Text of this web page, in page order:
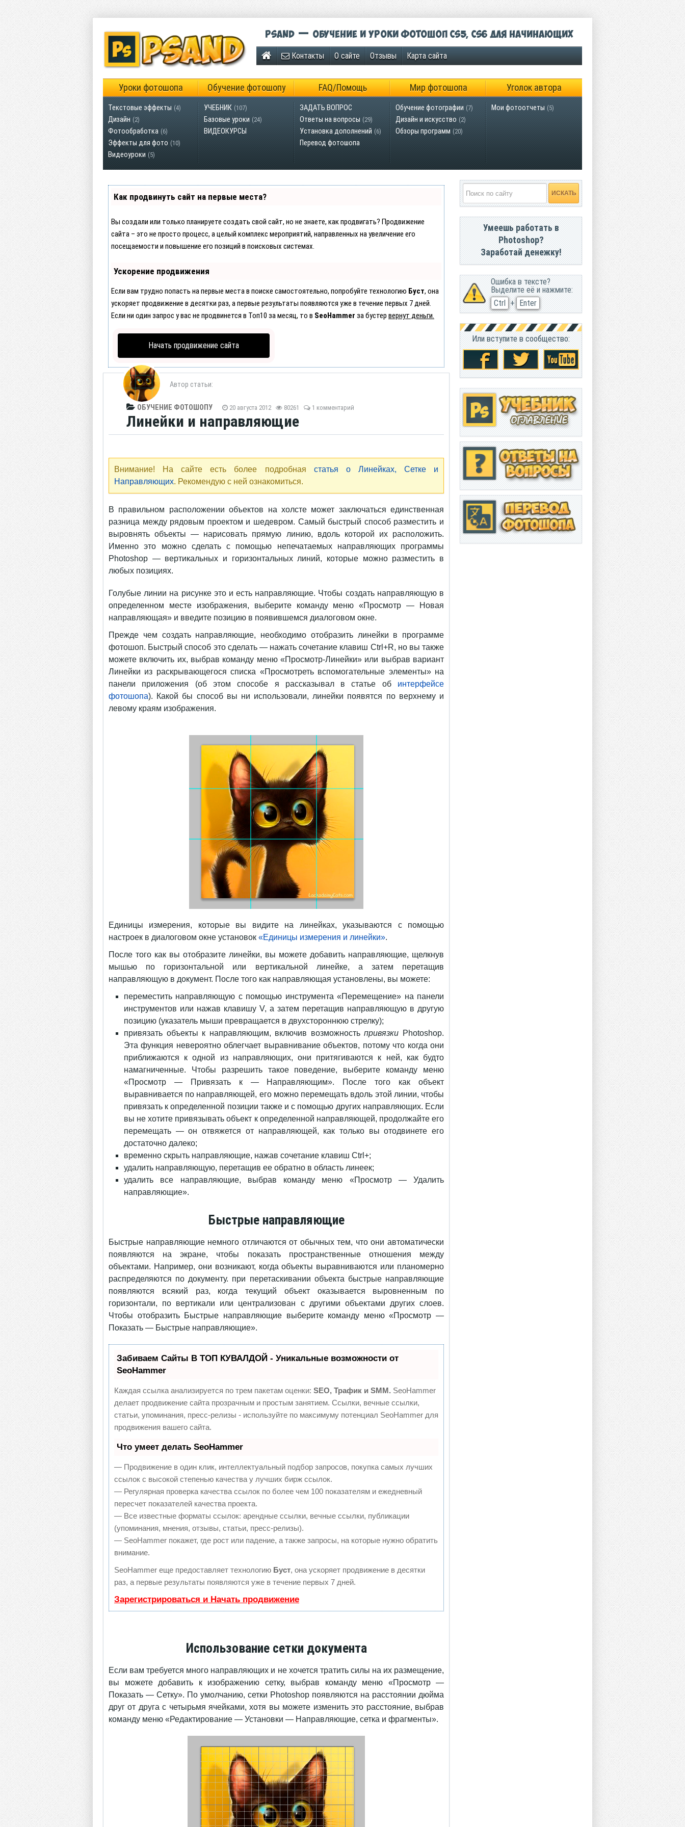
Psand — обучение и уроки фотошоп CS5, CS6 для начинающих
Контакты О сайте Отзывы Карта сайта
Уроки фотошопа Обучение фотошопу FAQ/Помощь Мир фотошопа Уголок автора
Текстовые эффекты (4)
Дизайн (2)
Фотообработка (6)
Эффекты для фото (10)
Видеоуроки (5)
УЧЕБНИК (107)
Базовые уроки (24)
ВИДЕОКУРСЫ
ЗАДАТЬ ВОПРОС
Ответы на вопросы (29)
Установка дополнений (6)
Перевод фотошопа
Обучение фотографии (7)
Дизайн и искусство (2)
Обзоры программ (20)
Мои фотоотчеты (5)
Как продвинуть сайт на первые места?
Вы создали или только планируете создать свой сайт, но не знаете, как продвигать? Продвижение
сайта – это не просто процесс, а целый комплекс мероприятий, направленных на увеличение его
посещаемости и повышение его позиций в поисковых системах.
Ускорение продвижения
Если вам трудно попасть на первые места в поиске самостоятельно, попробуйте технологию Буст, она
ускоряет продвижение в десятки раз, а первые результаты появляются уже в течение первых 7 дней.
Если ни один запрос у вас не продвинется в Топ10 за месяц, то в SeoHammer за бустер вернут деньги.
Начать продвижение сайта
Автор статьи:
ОБУЧЕНИЕ ФОТОШОПУ 20 августа 2012 80261 1 комментарий
Линейки и направляющие
Внимание! На сайте есть более подробная статья о Линейках, Сетке и
Направляющих. Рекомендую с ней ознакомиться.
В правильном расположении объектов на холсте может заключаться единственная
разница между рядовым проектом и шедевром. Самый быстрый способ разместить и
выровнять объекты — нарисовать прямую линию, вдоль которой их расположить.
Именно это можно сделать с помощью непечатаемых направляющих программы
Photoshop — вертикальных и горизонтальных линий, которые можно разместить в
любых позициях.
Голубые линии на рисунке это и есть направляющие. Чтобы создать направляющую в
определенном месте изображения, выберите команду меню «Просмотр — Новая
направляющая» и введите позицию в появившемся диалоговом окне.
Прежде чем создать направляющие, необходимо отобразить линейки в программе
фотошоп. Быстрый способ это сделать — нажать сочетание клавиш Ctrl+R, но вы также
можете включить их, выбрав команду меню «Просмотр-Линейки» или выбрав вариант
Линейки из раскрывающегося списка «Просмотреть вспомогательные элементы» на
панели приложения (об этом способе я рассказывал в статье об интерфейсе
фотошопа). Какой бы способ вы ни использовали, линейки появятся по верхнему и
левому краям изображения.
Единицы измерения, которые вы видите на линейках, указываются с помощью
настроек в диалоговом окне установок «Единицы измерения и линейки».
После того как вы отобразите линейки, вы можете добавить направляющие, щелкнув
мышью по горизонтальной или вертикальной линейке, а затем перетащив
направляющую в документ. После того как направляющая установлены, вы можете:
переместить направляющую с помощью инструмента «Перемещение» на панели
инструментов или нажав клавишу V, а затем перетащив направляющую в другую
позицию (указатель мыши превращается в двухстороннюю стрелку);
привязать объекты к направляющим, включив возможностьпривязки Photoshop.
Эта функция невероятно облегчает выравнивание объектов, потому что когда они
приближаются к одной из направляющих, они притягиваются к ней, как будто
намагниченные. Чтобы разрешить такое поведение, выберите команду меню
«Просмотр — Привязать к — Направляющим». После того как объект
выравнивается по направляющей, его можно перемещать вдоль этой линии, чтобы
привязать к определенной позиции также и с помощью других направляющих. Если
вы не хотите привязывать объект к определенной направляющей, продолжайте его
перемещать — он отвяжется от направляющей, как только вы отодвинете его
достаточно далеко;
временно скрыть направляющие, нажав сочетание клавиш Ctrl+;
удалить направляющую, перетащив ее обратно в область линеек;
удалить все направляющие, выбрав команду меню «Просмотр — Удалить
направляющие».
Быстрые направляющие
Быстрые направляющие немного отличаются от обычных тем, что они автоматически
появляются на экране, чтобы показать пространственные отношения между
объектами. Например, они возникают, когда объекты выравниваются или планомерно
распределяются по документу. при перетаскивании объекта быстрые направляющие
появляются всякий раз, когда текущий объект оказывается выровненным по
горизонтали, по вертикали или централизован с другими объектами других слоев.
Чтобы отобразить Быстрые направляющие выберите команду меню «Просмотр —
Показать — Быстрые направляющие».
Забиваем Сайты В ТОП КУВАЛДОЙ - Уникальные возможности от
SeoHammer
Каждая ссылка анализируется по трем пакетам оценки: SEO, Трафик и SMM. SeoHammer
делает продвижение сайта прозрачным и простым занятием. Ссылки, вечные ссылки,
статьи, упоминания, пресс-релизы - используйте по максимуму потенциал SeoHammer для
продвижения вашего сайта.
Что умеет делать SeoHammer
— Продвижение в один клик, интеллектуальный подбор запросов, покупка самых лучших
ссылок с высокой степенью качества у лучших бирж ссылок.
— Регулярная проверка качества ссылок по более чем 100 показателям и ежедневный
пересчет показателей качества проекта.
— Все известные форматы ссылок: арендные ссылки, вечные ссылки, публикации
(упоминания, мнения, отзывы, статьи, пресс-релизы).
— SeoHammer покажет, где рост или падение, а также запросы, на которые нужно обратить
внимание.
SeoHammer еще предоставляет технологию Буст, она ускоряет продвижение в десятки
раз, а первые результаты появляются уже в течение первых 7 дней.
Зарегистрироваться и Начать продвижение
Использование сетки документа
Если вам требуется много направляющих и не хочется тратить силы на их размещение,
вы можете добавить к изображению сетку, выбрав команду меню «Просмотр —
Показать — Сетку». По умолчанию, сетки Photoshop появляются на расстоянии дюйма
друг от друга с четырьмя ячейками, хотя вы можете изменить это расстояние, выбрав
команду меню «Редактирование — Установки — Направляющие, сетка и фрагменты».
Умеешь работать в
Photoshop?
Заработай денежку!
Ошибка в тексте?
Выделите её и нажмите:
Ctrl
+ Enter
Или вступите в сообщество: